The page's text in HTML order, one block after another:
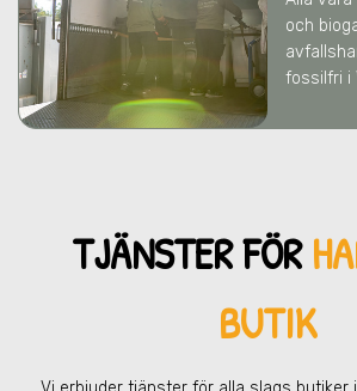
och
fossilfri i
TJÄNSTER FÖR
BUTIK